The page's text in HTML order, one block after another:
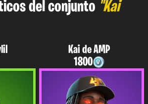
del conjunto "Kai
Kai de AMP
1800